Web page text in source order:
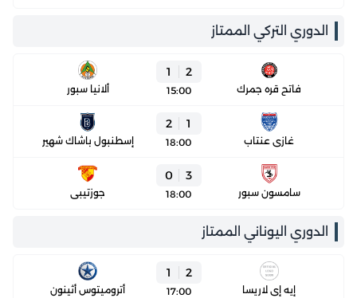
الدوري التركي الممتاز
فاتح قره جمرك
2
1
15:00 ألانيا سبور
غازي عنتاب
1
2
18:00 إسطنبول باشاك شهير
سامسون سبور
3
0
18:00 جوزتيبي
الدوري اليوناني الممتاز
إيه إي لاريسا
2
1
17:00 أتروميتوس أثينون